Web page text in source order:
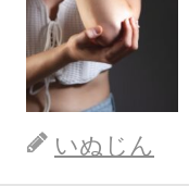
いぬじん